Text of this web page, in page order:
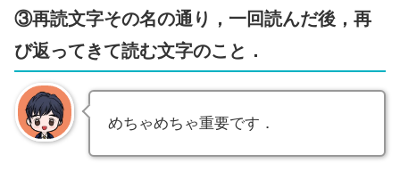
③再読文字その名の通り，一回読んだ後，再
び返ってきて読む文字のこと．
めちゃめちゃ重要です．